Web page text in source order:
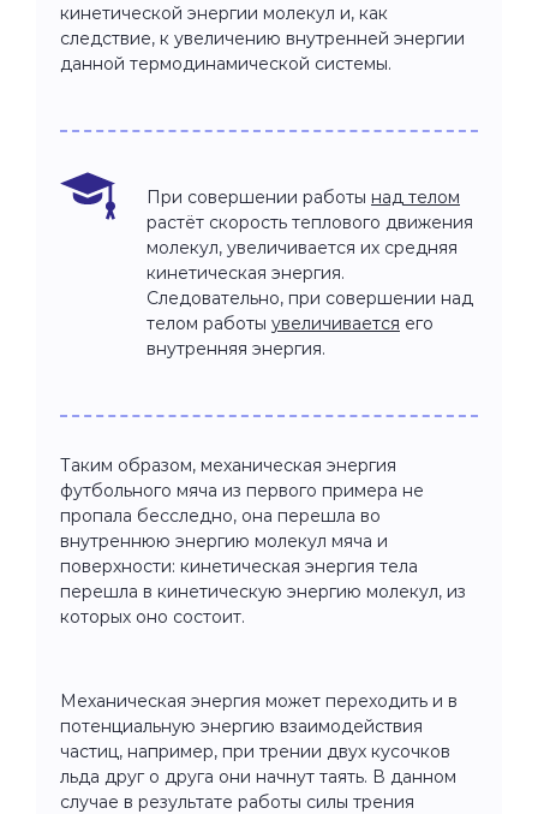
кинетической энергии молекул и, как
следствие, к увеличению внутренней энергии
данной термодинамической системы.
При совершении работы над телом
растёт скорость теплового движения
молекул, увеличивается их средняя
кинетическая энергия.
Следовательно, при совершении над
телом работы увеличивается его
внутренняя энергия.
Таким образом, механическая энергия
футбольного мяча из первого примера не
пропала бесследно, она перешла во
внутреннюю энергию молекул мяча и
поверхности: кинетическая энергия тела
перешла в кинетическую энергию молекул, из
которых оно состоит.
Механическая энергия может переходить и в
потенциальную энергию взаимодействия
частиц, например, при трении двух кусочков
льда друг о друга они начнут таять. В данном
случае в результате работы силы трения